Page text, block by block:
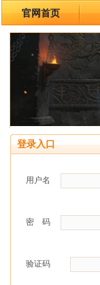
官网首页
登录入口
用户名
密 码
验证码